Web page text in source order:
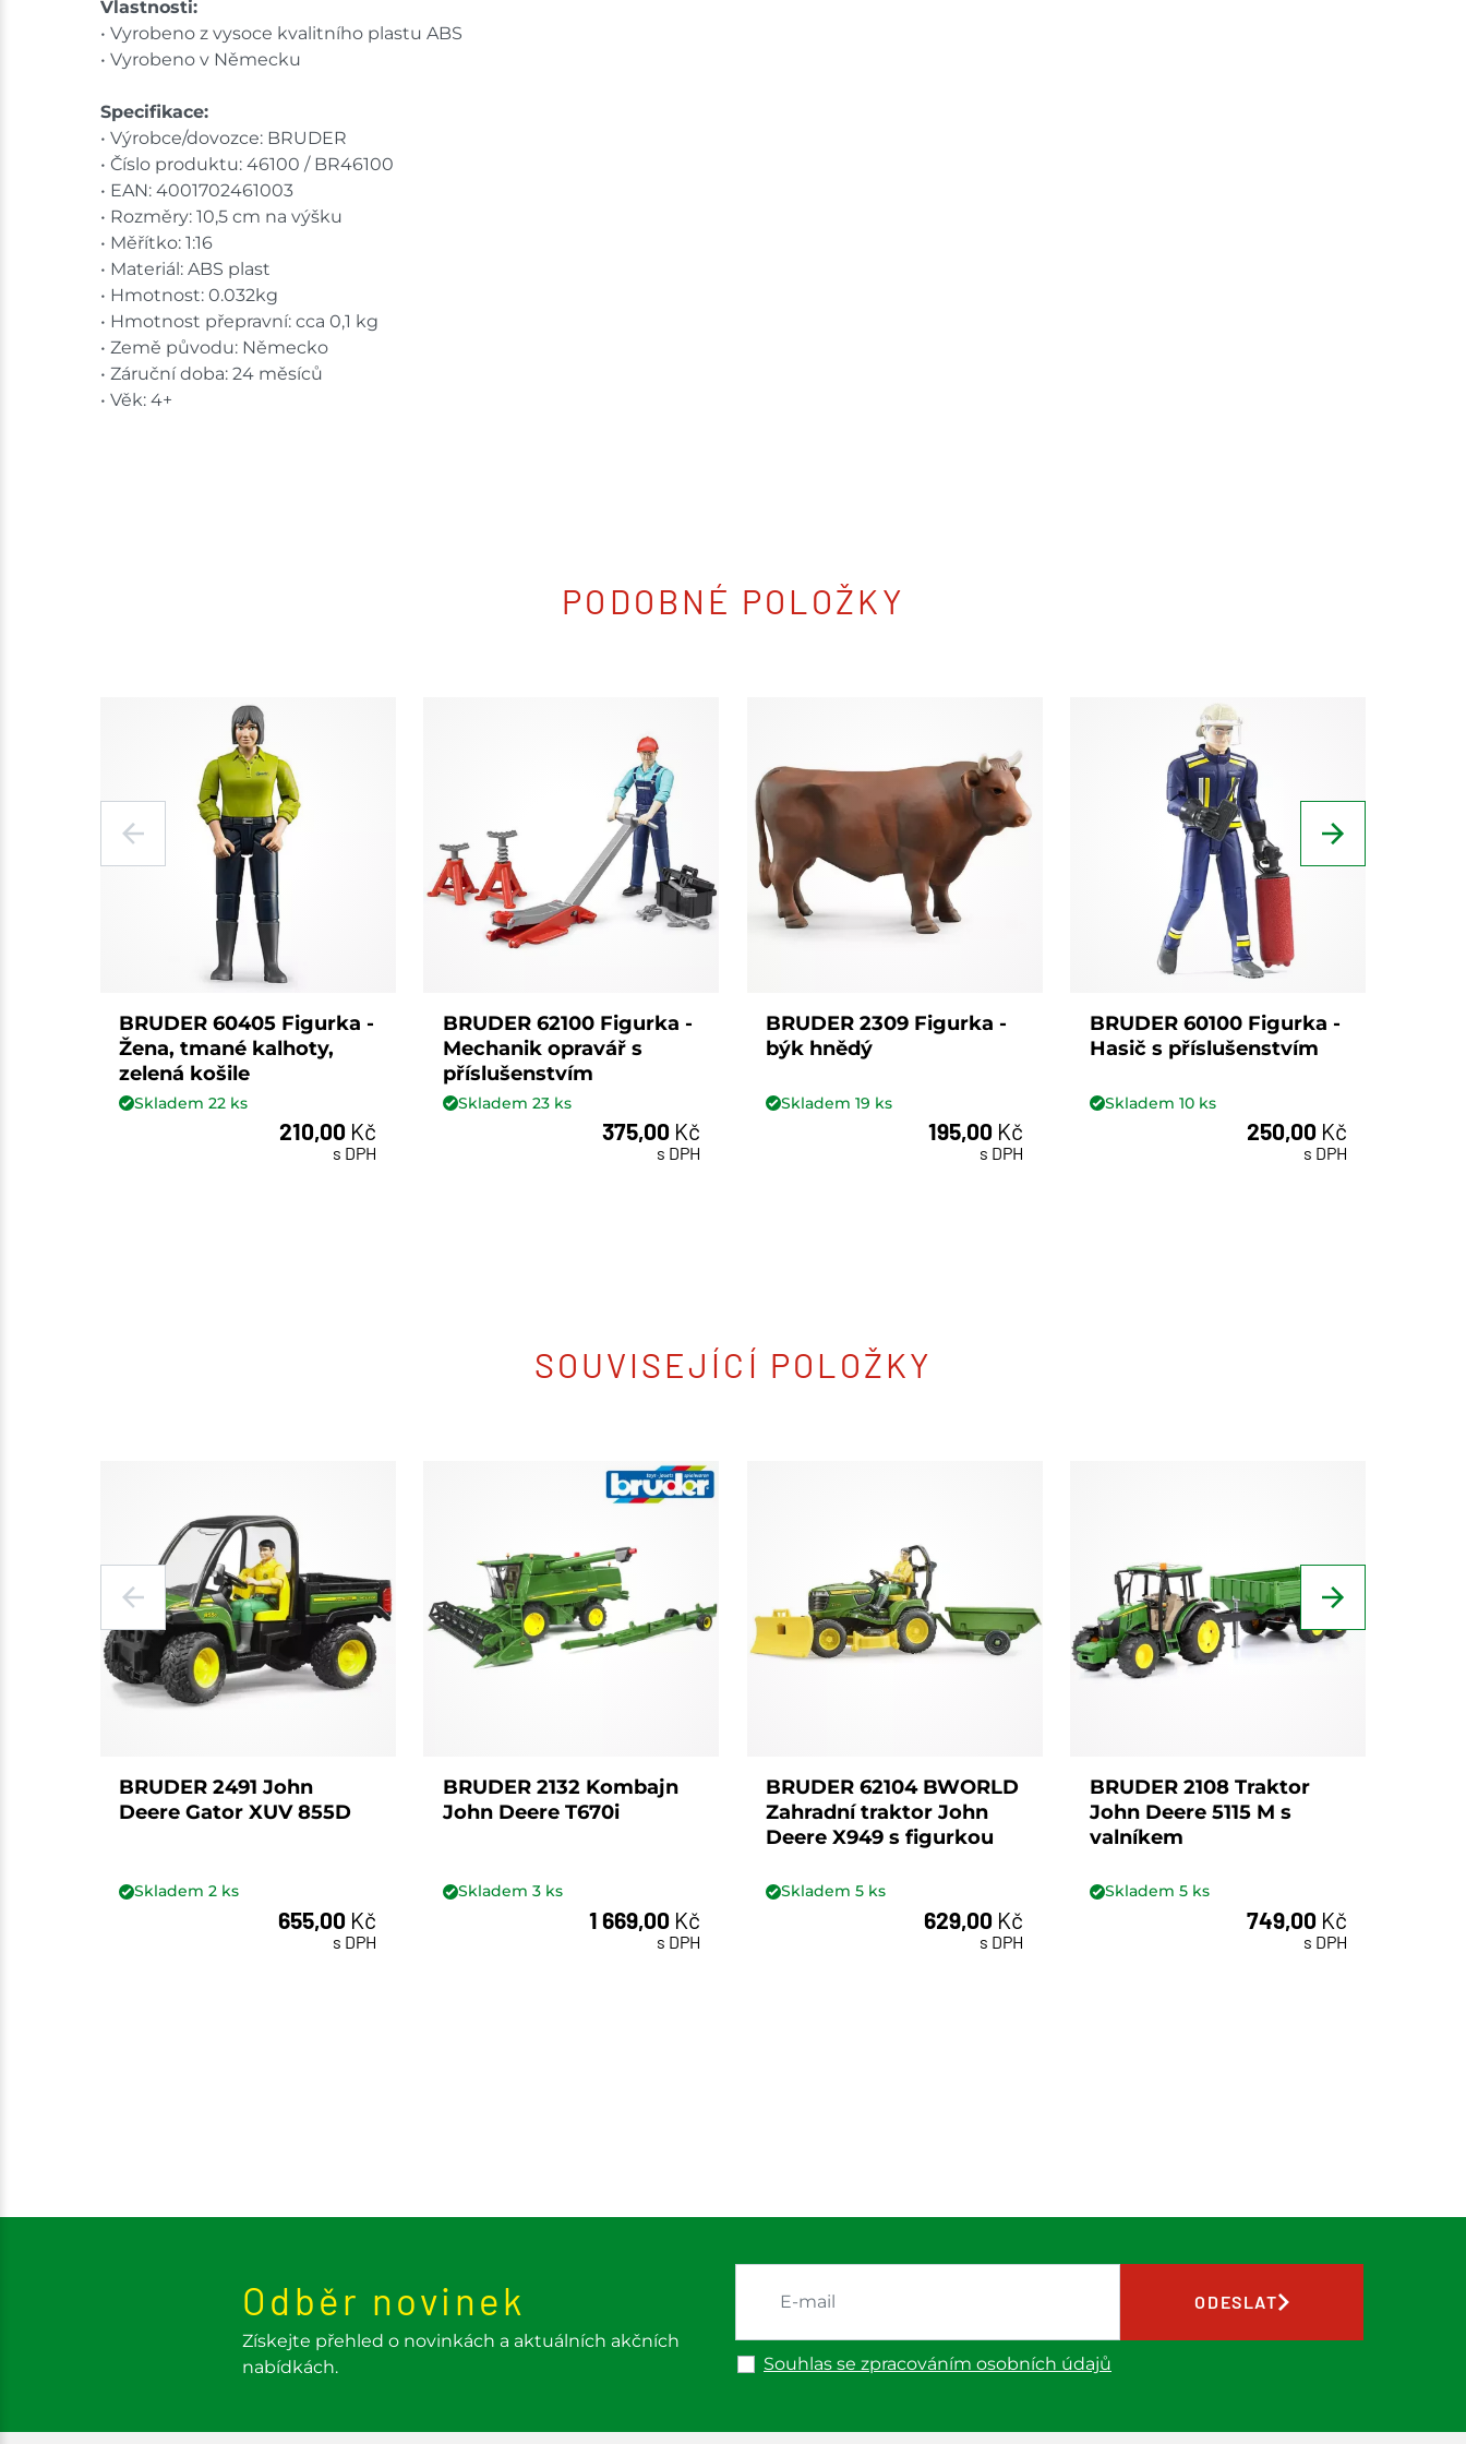
Vlastnosti:
• Vyrobeno z vysoce kvalitního plastu ABS
• Vyrobeno v Německu
Specifikace:
• Výrobce/dovozce: BRUDER
• Číslo produktu: 46100 / BR46100
• EAN: 4001702461003
• Rozměry: 10,5 cm na výšku
• Měřítko: 1:16
• Materiál: ABS plast
• Hmotnost: 0.032kg
• Hmotnost přepravní: cca 0,1 kg
• Země původu: Německo
• Záruční doba: 24 měsíců
• Věk: 4+
PODOBNÉ POLOŽKY
BRUDER 60405 Figurka -
Žena, tmané kalhoty,
zelená košile
Skladem22 ks
210,00 Kč
s DPH
BRUDER 62100 Figurka -
Mechanik opravář s
příslušenstvím
Skladem 23ks
375,00 Kč
s DPH
BRUDER 2309 Figurka -
býk hnědý
Skladem19 ks
195,00 Kč
s DPH
BRUDER 60100 Figurka -
Hasič s příslušenstvím
Skladem 10ks
250,00 Kč
s DPH
SOUVISEJÍCÍ POLOŽKY
BRUDER 2491 John
Deere Gator XUV 855D
Skladem2 ks
655,00 Kč
s DPH
BRUDER 2132 Kombajn
John Deere T670i
Skladem 3ks
1 669,00 Kč
s DPH
BRUDER 62104 BWORLD
Zahradní traktor John
Deere X949 s figurkou
Skladem5 ks
629,00 Kč
s DPH
BRUDER 2108 Traktor
John Deere 5115 M s
valníkem
Skladem 5ks
749,00 Kč
s DPH
Odběr novinek
Získejte přehled o novinkách a aktuálních akčních
nabídkách.
Souhlas se zpracováním osobních údajů
ODESLAT